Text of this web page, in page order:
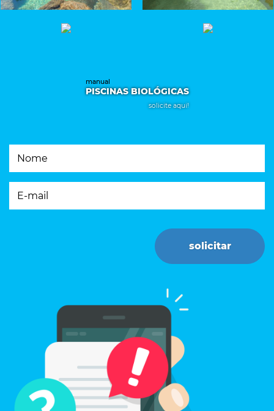
manual
PISCINAS BIOLÓGICAS
solicite aqui!
Nome
E-mail
solicitar